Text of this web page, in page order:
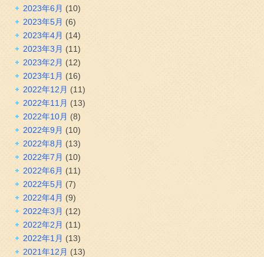
2023年6月 (10)
2023年5月 (6)
2023年4月 (14)
2023年3月 (11)
2023年2月 (12)
2023年1月 (16)
2022年12月 (11)
2022年11月 (13)
2022年10月 (8)
2022年9月 (10)
2022年8月 (13)
2022年7月 (10)
2022年6月 (11)
2022年5月 (7)
2022年4月 (9)
2022年3月 (12)
2022年2月 (11)
2022年1月 (13)
2021年12月 (13)